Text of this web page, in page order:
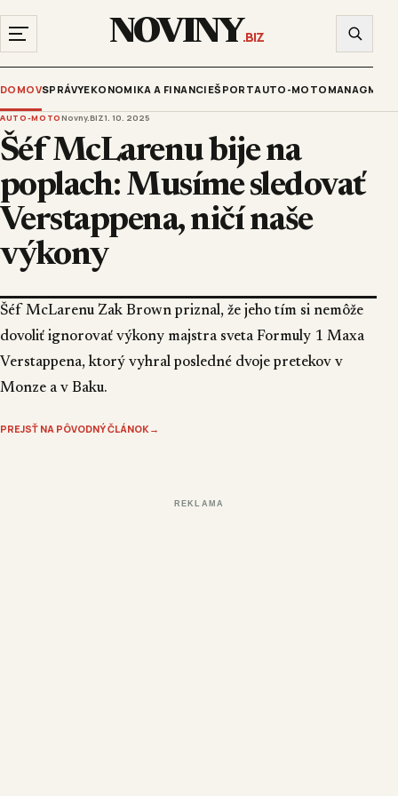
NOVINY.BIZ
DOMOVSPRÁVYEKONOMIKA A FINANCIEŠPORTAUTO-MOTO
AUTO-MOTONovny.BIZ1. 10. 2025
Šéf McLarenu bije na
poplach: Musíme sledovať
Verstappena, ničí naše
výkony
Šéf McLarenu Zak Brown priznal, že jeho tím si nemôže
dovoliť ignorovať výkony majstra sveta Formuly 1 Maxa
Verstappena, ktorý vyhral posledné dvoje pretekov v
Monze a v Baku.
PREJSŤ NA PÔVODNÝ ČLÁNOK →
REKLAMA